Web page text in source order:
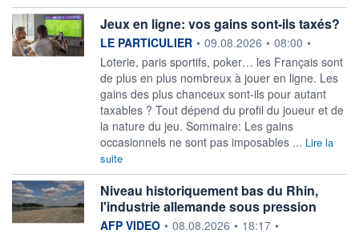
Jeux en ligne: vos gains sont-ils taxés?
information fournie par
LE PARTICULIER • 09.08.2026 • 08:00 •
Loterie, paris sportifs, poker… les Français sont
de plus en plus nombreux à jouer en ligne. Les
gains des plus chanceux sont-ils pour autant
taxables ? Tout dépend du profil du joueur et de
la nature du jeu. Sommaire: Les gains
occasionnels ne sont pas imposables ... Lire la
suite
Niveau historiquement bas du Rhin,
l'industrie allemande sous pression
information fournie par
AFP VIDEO • 08.08.2026 • 18:17 •